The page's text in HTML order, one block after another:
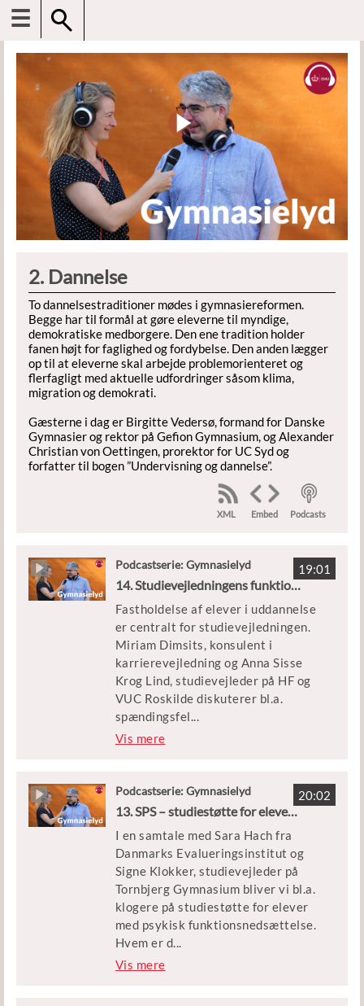
☰
2. Dannelse
To dannelsestraditioner mødes i gymnasiereformen.
Begge har til formål at gøre eleverne til myndige,
demokratiske medborgere. Den ene tradition holder
fanen højt for faglighed og fordybelse. Den anden lægger
op til at eleverne skal arbejde problemorienteret og
flerfagligt med aktuelle udfordringer såsom klima,
migration og demokrati.
Gæsterne i dag er Birgitte Vedersø, formand for Danske
Gymnasier og rektor på Gefion Gymnasium, og Alexander
Christian von Oettingen, prorektor for UC Syd og
forfatter til bogen ”Undervisning og dannelse”.
XML Embed Podcasts
19:01
Podcastserie: Gymnasielyd
14. Studievejledningens funktion på uddannelsesinstitutionerne
Fastholdelse af elever i uddannelse
er centralt for studievejledningen.
Miriam Dimsits, konsulent i
karrierevejledning og Anna Sisse
Krog Lind, studievejleder på HF og
VUC Roskilde diskuterer bl.a.
spændingsfel...
tet mellem at arbejde reaktivt eller
opmærksomheden mod de særligt
sårbare eller den bredere gruppe af
på, hvordan studievejledningen kan
indgå i samarbejder internt og
eksternt.
Vis mere
20:02
Podcastserie: Gymnasielyd
13. SPS – studiestøtte for elever med psykisk funktionsnedsættelse
I en samtale med Sara Hach fra
Danmarks Evalueringsinstitut og
Signe Klokker, studievejleder på
Tornbjerg Gymnasium bliver vi bl.a.
klogere på studiestøtte for elever
med psykisk funktionsnedsættelse.
Hvem er d...
e? Hvilke former for støtte giver det
Vis mere